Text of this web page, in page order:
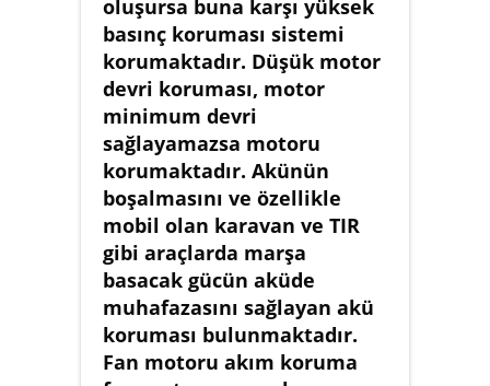
oluşursa buna karşı yüksek
basınç koruması sistemi
korumaktadır. Düşük motor
devri koruması, motor
minimum devri
sağlayamazsa motoru
korumaktadır. Akünün
boşalmasını ve özellikle
mobil olan karavan ve TIR
gibi araçlarda marşa
basacak gücün aküde
muhafazasını sağlayan akü
koruması bulunmaktadır.
Fan motoru akım koruma